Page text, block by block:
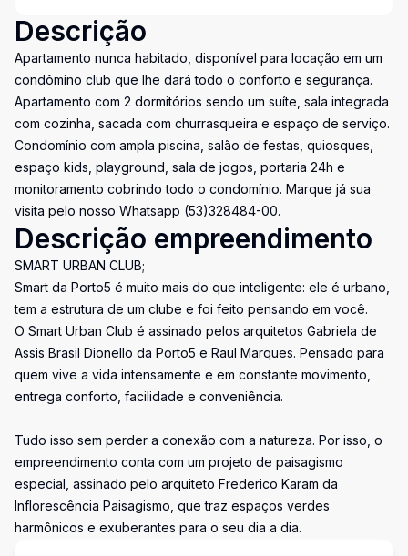
Descrição
Apartamento nunca habitado, disponível para locação em um
condômino club que lhe dará todo o conforto e segurança.
Apartamento com 2 dormitórios sendo um suíte, sala integrada
com cozinha, sacada com churrasqueira e espaço de serviço.
Condomínio com ampla piscina, salão de festas, quiosques,
espaço kids, playground, sala de jogos, portaria 24h e
monitoramento cobrindo todo o condomínio. Marque já sua
visita pelo nosso Whatsapp (53)328484-00.
Descrição empreendimento
SMART URBAN CLUB;
Smart da Porto5 é muito mais do que inteligente: ele é urbano,
tem a estrutura de um clube e foi feito pensando em você.
O Smart Urban Club é assinado pelos arquitetos Gabriela de
Assis Brasil Dionello da Porto5 e Raul Marques. Pensado para
quem vive a vida intensamente e em constante movimento,
entrega conforto, facilidade e conveniência.
Tudo isso sem perder a conexão com a natureza. Por isso, o
empreendimento conta com um projeto de paisagismo
especial, assinado pelo arquiteto Frederico Karam da
Inflorescência Paisagismo, que traz espaços verdes
harmônicos e exuberantes para o seu dia a dia.